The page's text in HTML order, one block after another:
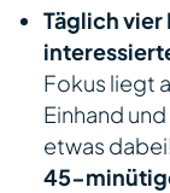
Täglich
Fokus liegt
Einhand
etwas dabei!
45-